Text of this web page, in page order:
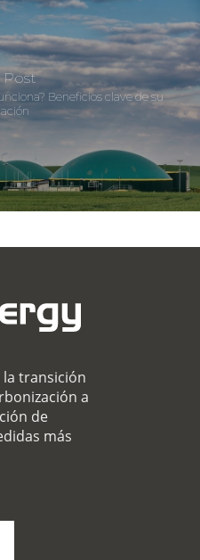
Post
Beneficios clave de su
la transición
a
de
más